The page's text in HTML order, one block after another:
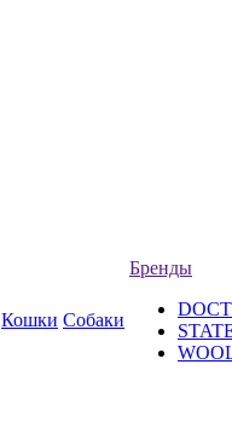
Кошки Собаки
Бренды